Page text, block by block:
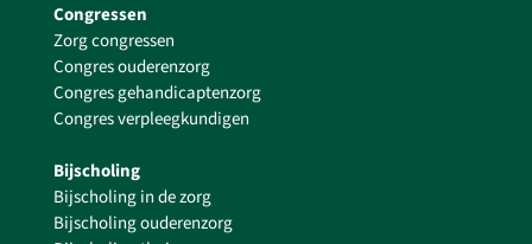
Congressen
Zorg congressen
Congres ouderenzorg
Congres gehandicaptenzorg
Congres verpleegkundigen
Bijscholing
Bijscholing in de zorg
Bijscholing ouderenzorg